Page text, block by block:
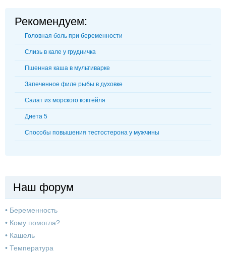
Рекомендуем:
Головная боль при беременности
Слизь в кале у грудничка
Пшенная каша в мультиварке
Запеченное филе рыбы в духовке
Салат из морского коктейля
Диета 5
Способы повышения тестостерона у мужчины
Наш форум
• Беременность
• Кому помогла?
• Кашель
• Температура